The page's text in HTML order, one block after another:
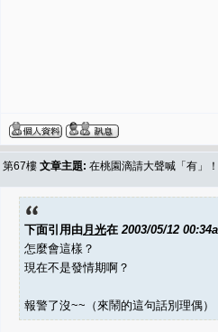
第67樓 文章主題: 在桃園滴請大聲喊「有」
下面引用由月光在 2003/05/12
怎麼會這樣？
現在不是發情期啊？
報警了沒~~（來鬧的這句話別理偶）